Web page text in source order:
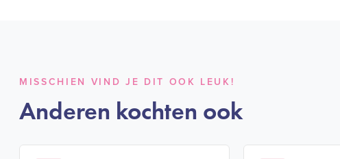
MISSCHIEN VIND JE DIT OOK LEUK!
Anderen kochten ook